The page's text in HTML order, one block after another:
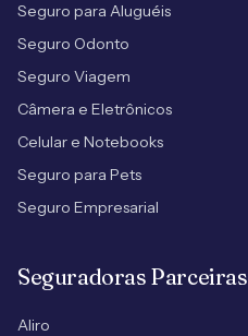
Seguro para Aluguéis
Seguro Odonto
Seguro Viagem
Câmera e Eletrônicos
Celular e Notebooks
Seguro para Pets
Seguro Empresarial
Seguradoras Parceiras
Aliro